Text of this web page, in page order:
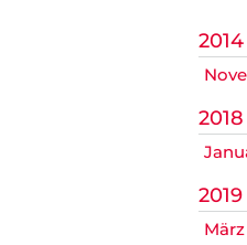
2014
2018
2019